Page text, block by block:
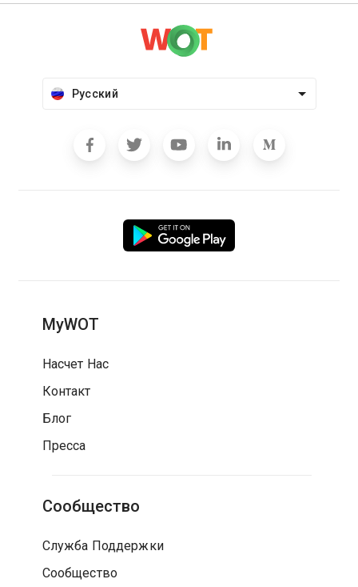
Русский
MyWOT
Насчет Нас
Контакт
Блог
Пресса
Сообщество
Служба Поддержки
Сообщество